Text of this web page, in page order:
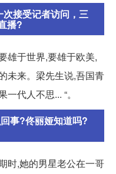
接受记者访问，三
播?
雄于世界,要雄于欧美,
未来。梁先生说,吾国青
代人不思... “。
事?佟丽娅知道吗?
时,她的男星老公在一哥